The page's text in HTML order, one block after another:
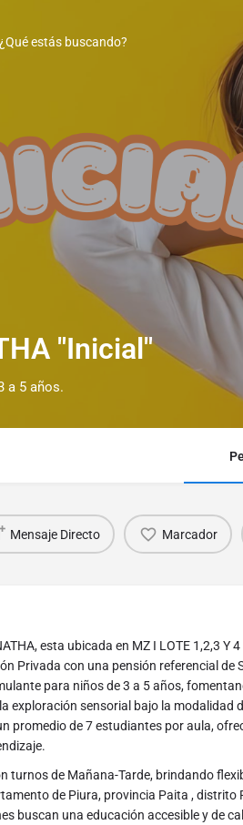
"Inicial"
a 5 años.
Mensaje Directo Marcador
esta ubicada en MZ I LOTE 1,2,3 Y 4
Privada con una pensión referencial de
para niños de 3 a 5 años,
exploración sensorial bajo la modalidad
promedio de 7 estudiantes por aula,
turnos de Mañana-Tarde, brindando
de Piura, provincia Paita , distrito
buscan una educación accesible y de